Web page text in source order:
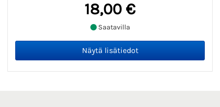
18,00 €
Saatavilla